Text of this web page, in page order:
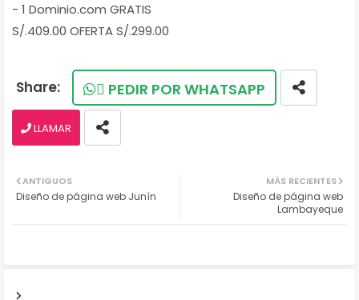
- 1 Dominio.com GRATIS
S/.409.00 OFERTA S/.299.00
PEDIR POR WHATSAPP
LLAMAR
MÁS RECIENTES
Diseño de página web
Lambayeque
ANTIGUOS
Diseño de página web Junín